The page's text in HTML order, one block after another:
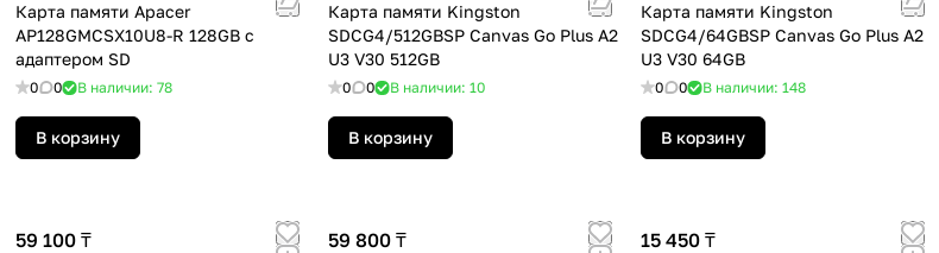
Карта памяти Apacer
AP128GMCSX10U8-R 128GB с
адаптером SD
0 0 В наличии: 78
В корзину
Карта памяти Kingston
SDCG4/512GBSP Canvas Go Plus A2
U3 V30 512GB
0 0 В наличии: 10
В корзину
Карта памяти Kingston
SDCG4/64GBSP Canvas Go Plus A2
U3 V30 64GB
0 0 В наличии: 148
В корзину
59 100 ₸ 59 800 ₸ 15 450 ₸